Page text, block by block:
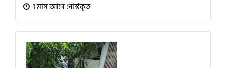
1 মাস আগে পোস্টকৃত